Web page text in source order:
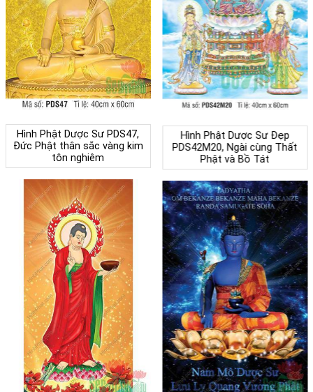
Hình Phật Dược Sư PDS47,
Đức Phật thân sắc vàng kim
tôn nghiêm
Hình Phật Dược Sư Đẹp
PDS42M20, Ngài cùng Thất
Phật và Bồ Tát